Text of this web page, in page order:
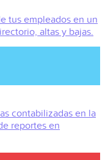
tus empleados en un
altas y bajas.
contabilizadas en la
reportes en